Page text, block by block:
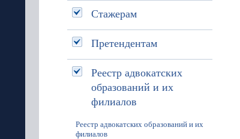
Стажерам
Претендентам
Реестр адвокатских
образований и их
филиалов
Реестр адвокатских образований и их
филиалов